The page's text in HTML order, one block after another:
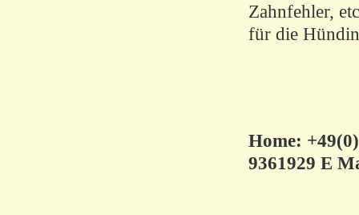
Zahnfehler,
für die
Home:
9361929 E